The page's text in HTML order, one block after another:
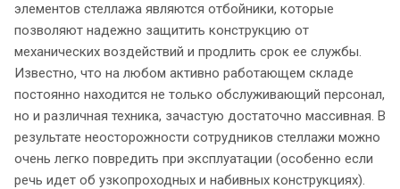
элементов стеллажа являются отбойники, которые
позволяют надежно защитить конструкцию от
механических воздействий и продлить срок ее службы.
Известно, что на любом активно работающем складе
постоянно находится не только обслуживающий персонал,
но и различная техника, зачастую достаточно массивная. В
результате неосторожности сотрудников стеллажи можно
очень легко повредить при эксплуатации (особенно если
речь идет об узкопроходных и набивных конструкциях).